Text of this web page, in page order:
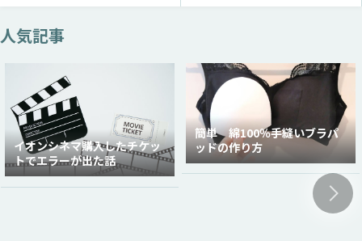
人気記事
イオンシネマ購入したチケッ
トでエラーが出た話
簡単 綿100％手縫いブラパ
ッドの作り方